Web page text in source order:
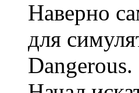
Наверно
для
Dangerous.